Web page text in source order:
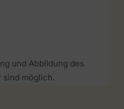
und Abbildung des
sind möglich.